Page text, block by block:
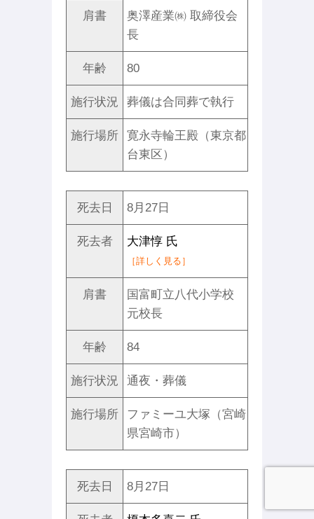
肩書
奥澤産業㈱ 取締役会
長
年齢 80
施行状況 葬儀は合同葬で執行
施行場所
寛永寺輪王殿（東京都
台東区）
死去日 8月27日
死去者 大津惇 氏
［詳しく見る］
肩書
国富町立八代小学校
元校長
年齢 84
施行状況 通夜・葬儀
施行場所
ファミーユ大塚（宮崎
県宮崎市）
死去日 8月27日